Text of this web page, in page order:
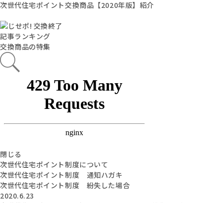
次世代住宅ポイント交換商品【2020年版】紹介
記事ランキング
交換商品の特集
閉じる
次世代住宅ポイント制度について
次世代住宅ポイント制度 通知ハガキ
次世代住宅ポイント制度 紛失した場合
2020.6.23